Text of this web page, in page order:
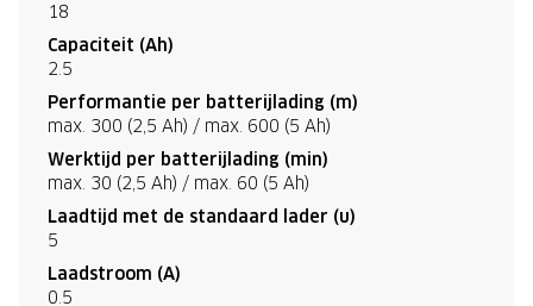
18
Capaciteit (Ah)
2.5
Performantie per batterijlading (m)
max. 300 (2,5 Ah) / max. 600 (5 Ah)
Werktijd per batterijlading (min)
max. 30 (2,5 Ah) / max. 60 (5 Ah)
Laadtijd met de standaard lader (u)
5
Laadstroom (A)
0.5